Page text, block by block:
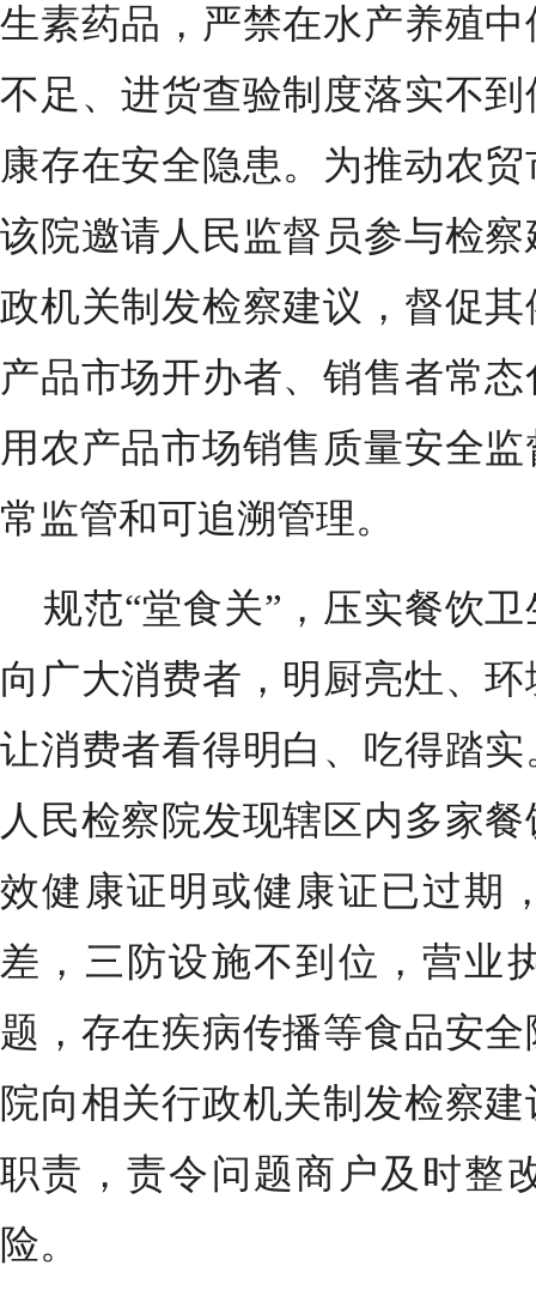
生素药品，严禁在水产养殖
不足、进货查验制度落实不
康存在安全隐患。为推动农
该院邀请人民监督员参与检
政机关制发检察建议，督促
产品市场开办者、销售者常
用农产品市场销售质量安全
常监管和可追溯管理。
规范“堂食关”，压实餐饮
向广大消费者，明厨亮灶、
让消费者看得明白、吃得踏
人民检察院发现辖区内多家
效健康证明或健康证已过期
差，三防设施不到位，营业
题，存在疾病传播等食品安
院向相关行政机关制发检察
职责，责令问题商户及时整
险。